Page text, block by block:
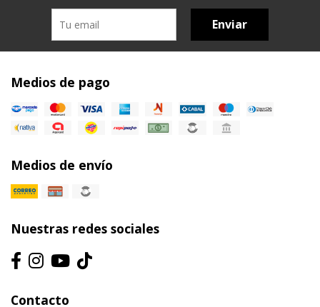
Enviar
Medios de pago
Medios de envío
Nuestras redes sociales
Contacto